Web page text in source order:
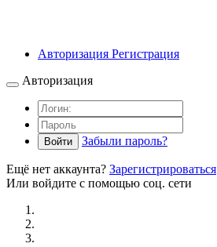
Авторизация Регистрация
Авторизация
Войти Забыли пароль?
Ещё нет аккаунта? Зарегистрироваться
Или войдите с помощью соц. сети